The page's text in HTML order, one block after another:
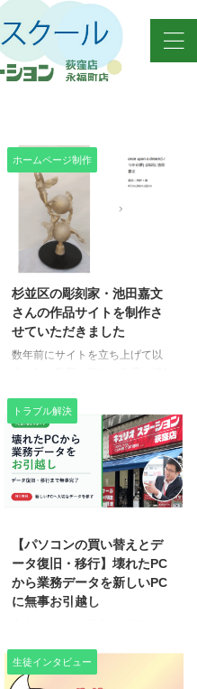
ホームページ制作
杉並区の彫刻家・池田嘉文
さんの作品サイトを制作さ
せていただきました
数年前にサイトを立ち上げて以
回追加された作品は「Once
Upon a Dream（いつかの夢）」
というタイトルの美しい彫刻で
す。繊細で深みのある世界観が魅
力的な作品ですので、ぜひご覧く
ださい！ 個人的にはこの作品が
が。 池田義文
https://www.ikedayoshifumi.com
👉【ホームページ制作のご依頼
はこちら】
https://curio13.com/homepage/
トラブル解決
【パソコンの買い替えとデ
ータ復旧・移行】壊れたPC
から業務データを新しいPC
に無事お引越し
頼いただいた事例です。急なトラ
ブルでもご相談いただければ、最
生徒インタビュー